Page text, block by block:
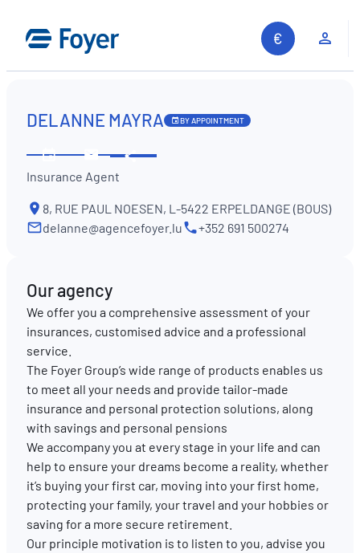
content
EN DE
DELANNE MAYRA BY APPOINTMENT
opening
hours
us
Share
Insurance Agent
8, RUE PAUL NOESEN, L-5422 ERPELDANGE (BOUS)
delanne@agencefoyer.lu
+352 691 500274
Our agency
We offer you a comprehensive assessment of your
insurances, customised advice and a professional
service.
The Foyer Group’s wide range of products enables us
to meet all your needs and provide tailor-made
insurance and personal protection solutions, along
with savings and personal pensions
We accompany you at every stage in your life and can
help to ensure your dreams become a reality, whether
it’s buying your first car, moving into your first home,
protecting your family, your travel and your hobbies or
saving for a more secure retirement.
Our principle motivation is to listen to you, advise you